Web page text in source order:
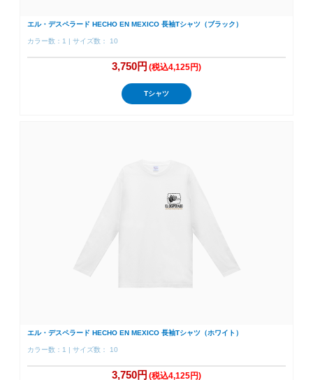
エル・デスペラード HECHO EN MEXICO 長袖Tシャツ（ブラック）
カラー数：1 | サイズ数： 10
3,750円 (税込4,125円)
Tシャツ
エル・デスペラード HECHO EN MEXICO 長袖Tシャツ（ホワイト）
カラー数：1 | サイズ数： 10
3,750円 (税込4,125円)